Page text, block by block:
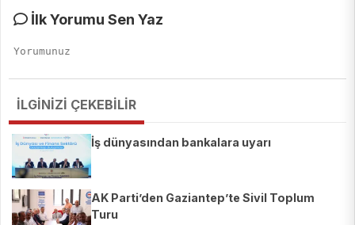
İlk Yorumu Sen Yaz
İLGİNİZİ ÇEKEBİLİR
İş dünyasından bankalara uyarı
AK Parti’den Gaziantep’te Sivil Toplum
Turu